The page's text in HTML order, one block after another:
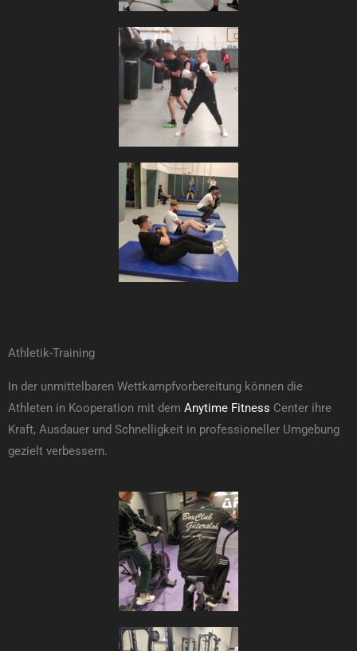
Athletik-Training
In der unmittelbaren Wettkampfvorbereitung können die
Athleten in Kooperation mit dem Anytime Fitness Center ihre
Kraft, Ausdauer und Schnelligkeit in professioneller Umgebung
gezielt verbessern.